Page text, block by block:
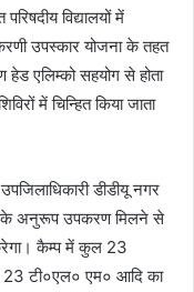
विद्यालयों में
उपस्कार योजना के तहत
हेड एलिम्को सहयोग से होता
में चिन्हित किया जाता
डीडीयू नगर
के अनुरूप उपकरण मिलने से
कैम्प में कुल 23
टी०एल० एम० आदि का